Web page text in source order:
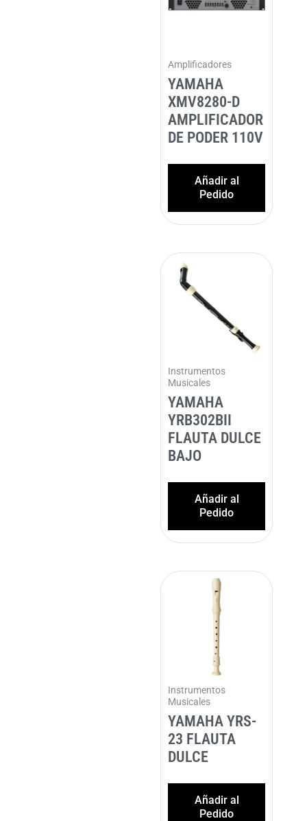
Amplificadores
YAMAHA
XMV8280-D
AMPLIFICADOR
DE PODER 110V
Añadir al
Pedido
Instrumentos
Musicales
YAMAHA
YRB302BII
FLAUTA DULCE
BAJO
Añadir al
Pedido
Instrumentos
Musicales
YAMAHA YRS-
23 FLAUTA
DULCE
Añadir al
Pedido